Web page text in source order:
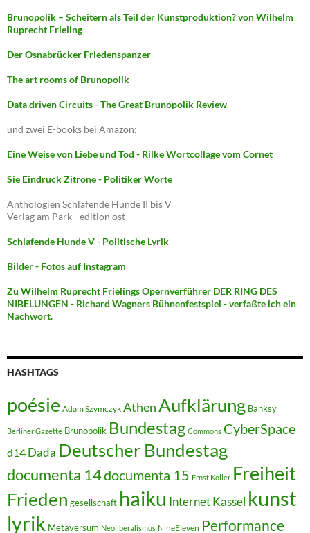
Brunopolik – Scheitern als Teil der Kunstproduktion? von Wilhelm
Ruprecht Frieling
Der Osnabrücker Friedenspanzer
The art rooms of Brunopolik
Data driven Circuits - The Great Brunopolik Review
und zwei E-books bei Amazon:
Eine Weise von Liebe und Tod - Rilke Wortcollage vom Cornet
Sie Eindruck Zitrone - Politiker Worte
Anthologien Schlafende Hunde II bis V
Verlag am Park - edition ost
Schlafende Hunde V - Politische Lyrik
Bilder - Fotos auf Instagram
Zu Wilhelm Ruprecht Frielings Opernverführer DER RING DES
NIBELUNGEN - Richard Wagners Bühnenfestspiel - verfaßte ich ein
Nachwort.
HASHTAGS
poésie Adam Szymczyk AthenAufklärung Banksy
Berliner Gazette Brunopolik Bundestag Commons CyberSpace
d14 Dada Deutscher Bundestag
documenta 14documenta 15 Ernst Koller Freiheit
Frieden gesellschaft haiku InternetKassel kunst
lyrik Metaversum Neoliberalismus NineEleven Performance